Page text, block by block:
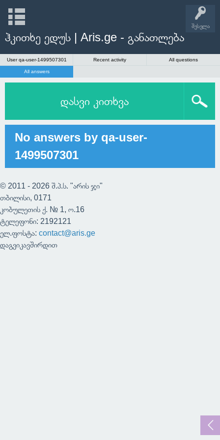
შესვლა
ჰკითხე ედუს | Aris.ge - განათლება
User qa-user-1499507301 Recent activity All questions
All answers
დასვი კითხვა
No answers by qa-user-
1499507301
© 2011 - 2026 შ.პ.ს. "არის ჯი"
თბილისი, 0171
კობულეთის ქ. № 1, ო.16
ტელეფონი: 2192121
ელ.ფოსტა: contact@aris.ge
დაგვიკავშირდით